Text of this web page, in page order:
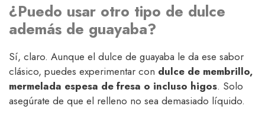
¿Puedo usar otro tipo de dulce
además de guayaba?
Sí, claro. Aunque el dulce de guayaba le da ese sabor
clásico, puedes experimentar con dulce de membrillo,
mermelada espesa de fresa o incluso higos. Solo
asegúrate de que el relleno no sea demasiado líquido.